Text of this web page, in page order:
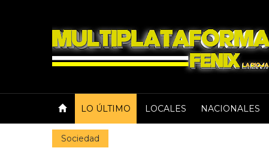
LO ÚLTIMO LOCALES NACIONALES
Sociedad